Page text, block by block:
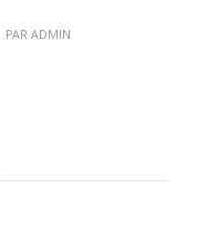
PAR ADMIN